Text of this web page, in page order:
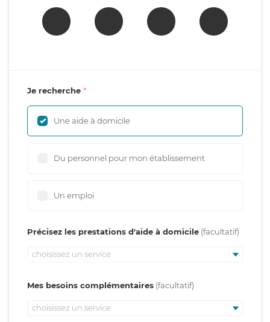
Je recherche
Une aide à domicile
Du personnel pour mon établissement
Un emploi
Précisez les prestations d'aide à domicile
choisissez un service
Mes besoins complémentaires
choisissez un service